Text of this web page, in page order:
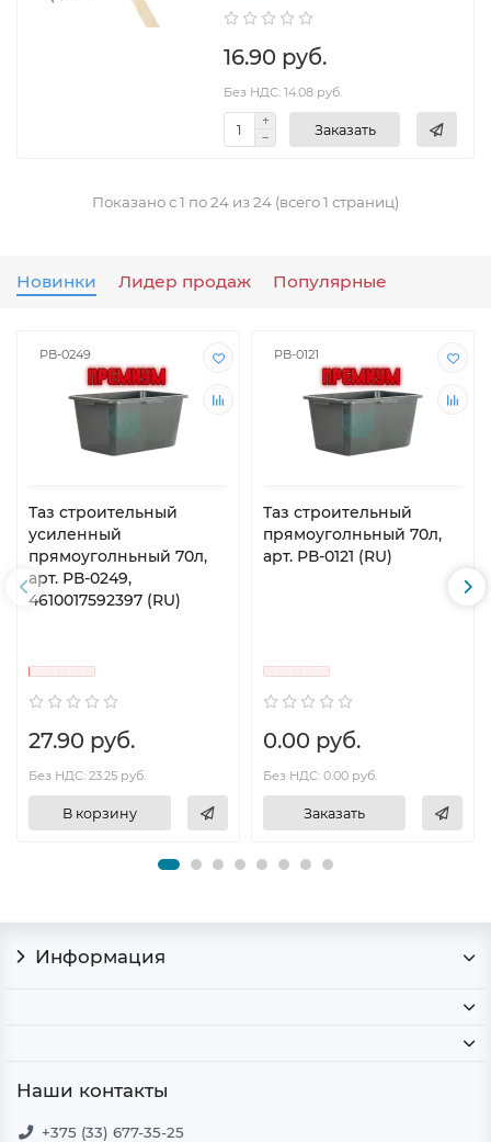
16.90 руб.
Без НДС: 14.08 руб.
Заказать
Показано с 1 по 24 из 24 (всего 1 страниц)
Новинки Лидер продаж Популярные
РВ-0249
Таз строительный
усиленный
прямоуголньный 70л,
арт. РВ-0249,
4610017592397 (RU)
27.90 руб.
Без НДС: 23.25 руб.
В корзину
РВ-0121
Таз строительный
прямоуголньный 70л,
арт. РВ-0121 (RU)
0.00 руб.
Без НДС: 0.00 руб.
Заказать
Информация
Наши контакты
+375 (33) 677-35-25